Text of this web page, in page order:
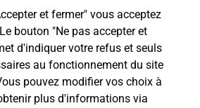
et fermer" vous acceptez
bouton "Ne pas accepter et
d'indiquer votre refus et seuls
au fonctionnement du site
pouvez modifier vos choix à
plus d'informations via
PLELAN LE PETIT